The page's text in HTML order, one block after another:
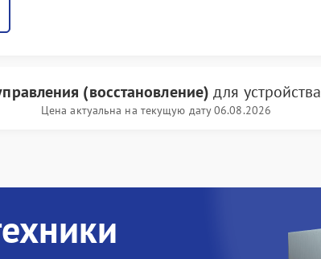
(восстановление) для устройства
Цена актуальна на текущую дату 06.08.2026